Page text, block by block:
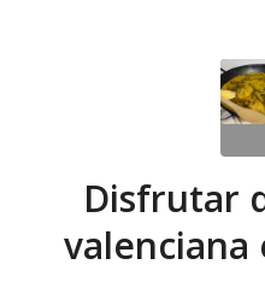
Disfrutar
valenciana